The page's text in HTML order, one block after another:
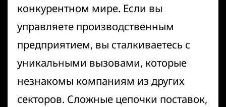
конкурентном мире. Если вы
управляете производственным
предприятием, вы сталкиваетесь с
уникальными вызовами, которые
незнакомы компаниям из других
секторов. Сложные цепочки поставок,